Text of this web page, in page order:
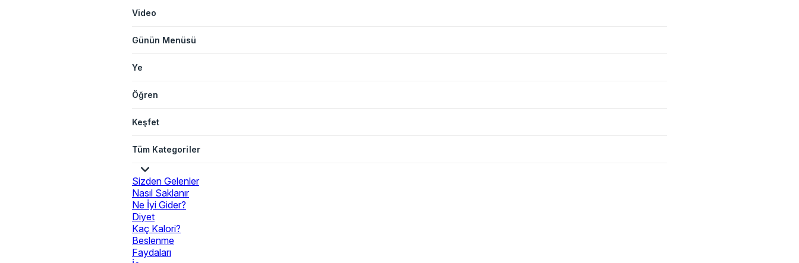
Video
Günün Menüsü
Ye
Öğren
Keşfet
Tüm Kategoriler
Sizden Gelenler
Nasıl Saklanır
Ne İyi Gider?
Diyet
Kaç Kalori?
Beslenme
Faydaları